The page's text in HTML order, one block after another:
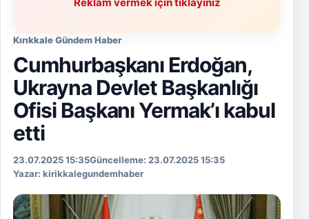
Kırıkkale Gündem Haber
Cumhurbaşkanı Erdoğan,
Ukrayna Devlet Başkanlığı
Ofisi Başkanı Yermak’ı kabul
etti
23.07.2025 15:35Güncelleme: 23.07.2025 15:35
Yazar: kirikkalegundemhaber
2025-07-23T15:35:06+03:00
2025-07-23T15:35:06+03:00